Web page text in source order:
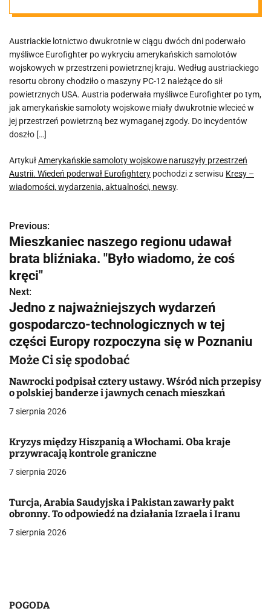
przestrzeń
Austrii. Wiedeń
poderwał
Eurofightery
Austriackie lotnictwo dwukrotnie w ciągu dwóch dni poderwało
myśliwce Eurofighter po wykryciu amerykańskich samolotów
wojskowych w przestrzeni powietrznej kraju. Według austriackiego
resortu obrony chodziło o maszyny PC-12 należące do sił
powietrznych USA. Austria poderwała myśliwce Eurofighter po tym,
jak amerykańskie samoloty wojskowe miały dwukrotnie wlecieć w
jej przestrzeń powietrzną bez wymaganej zgody. Do incydentów
doszło […]
ArtykułAmerykańskie samoloty wojskowe naruszyły przestrzeń
Austrii. Wiedeń poderwał Eurofightery pochodzi z serwisu Kresy –
wiadomości, wydarzenia, aktualności, newsy.
N
a
w
i
g
a
c
j
a
w
p
s
u
Previous:
Mieszkaniec naszego regionu udawał
brata bliźniaka. "Było wiadomo, że coś
kręci"
Next:
Jedno z najważniejszych wydarzeń
gospodarczo-technologicznych w tej
części Europy rozpoczyna się w Poznaniu
Może Ci się spodobać
Nawrocki podpisał cztery ustawy. Wśród nich przepisy
o polskiej banderze i jawnych cenach mieszkań
7 sierpnia 2026
Kryzys między Hiszpanią a Włochami. Oba kraje
przywracają kontrole graniczne
7 sierpnia 2026
Turcja, Arabia Saudyjska i Pakistan zawarły pakt
obronny. To odpowiedź na działania Izraela i Iranu
7 sierpnia 2026
POGODA